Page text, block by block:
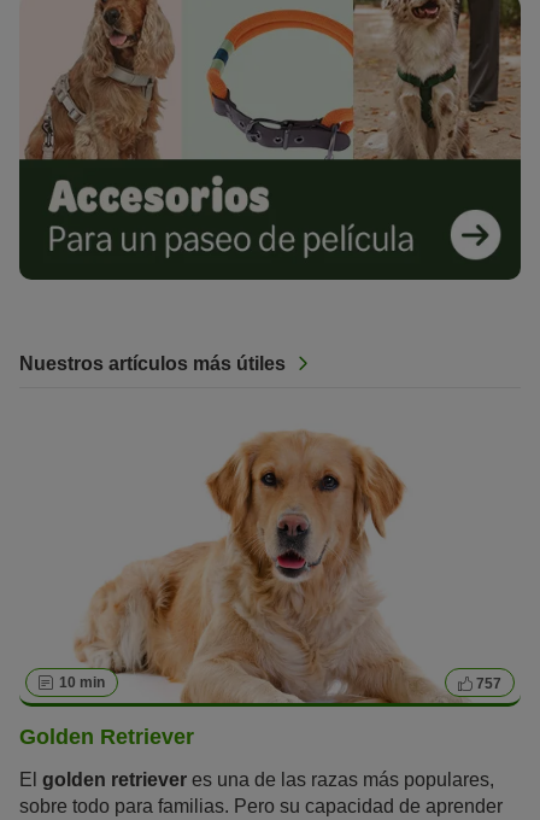
Nuestros artículos más útiles
10 min 757
Golden Retriever
El golden retriever es una de las razas más populares,
sobre todo para familias. Pero su capacidad de aprender